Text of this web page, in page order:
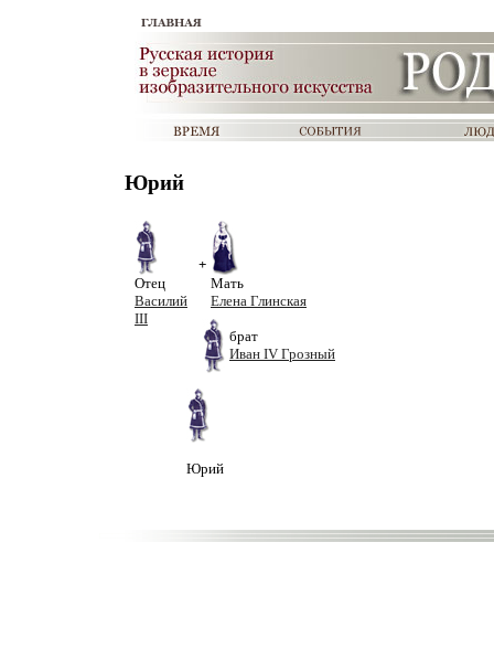
Юрий
Отец
Василий
III
+
Мать
Елена Глинская
брат
Иван IV Грозный
Юрий